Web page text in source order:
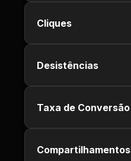
Cliques
Desistências
Taxa de Conversão
Compartilhamentos